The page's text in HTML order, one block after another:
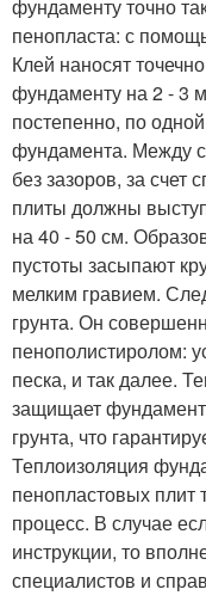
фундаменту точно
пенопласта: с
Клей наносят
фундаменту на 2 - 3
постепенно, по
фундамента. Между
без зазоров, за
плиты должны
на 40 - 50 см.
пустоты засыпают
мелким гравием.
грунта. Он
пенополистиролом:
песка, и так далее.
защищает
грунта, что
Теплоизоляция
пенопластовых плит
процесс. В случае
инструкции, то
специалистов и